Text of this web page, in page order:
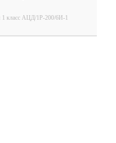
1 класс АЦД/1Р-200/6И-1